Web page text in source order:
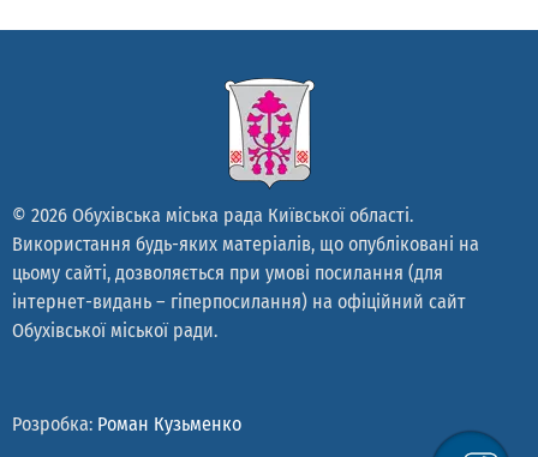
© 2026 Обухівська міська рада Київської області.
Використання будь-яких матеріалів, що опубліковані на
цьому сайті, дозволяється при умові посилання (для
інтернет-видань – гіперпосилання) на офіційний сайт
Обухівської міської ради.
Розробка: Роман Кузьменко